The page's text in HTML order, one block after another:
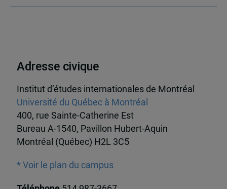
Adresse civique
Institut d’études internationales de Montréal
Université du Québec à Montréal
400, rue Sainte-Catherine Est
Bureau A-1540, Pavillon Hubert-Aquin
Montréal (Québec) H2L 3C5
* Voir le plan du campus